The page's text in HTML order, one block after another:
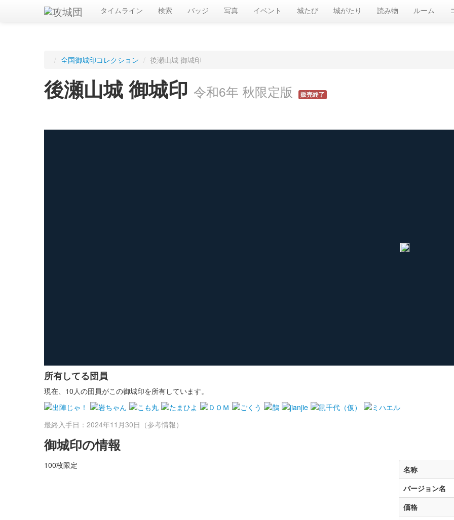
タイムライン 検索 バッジ 写真 イベント 城たび 城がたり 読み物 ルーム
/ 全国御城印コレクション / 後瀬山城 御城印
後瀬山城 御城印 令和6年 秋限定版 販売終了
所有してる団員
現在、10人の団員がこの御城印を所有しています。
最終入手日：2024年11月30日（参考情報）
御城印の情報
100枚限定
名称
バージョン名
価格